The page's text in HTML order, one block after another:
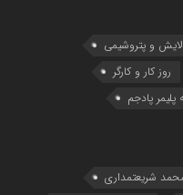
و پتروشیمی
روز کار و کارگر
پادجم
شریعتمداری